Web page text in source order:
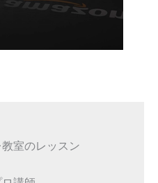
室のレッスン